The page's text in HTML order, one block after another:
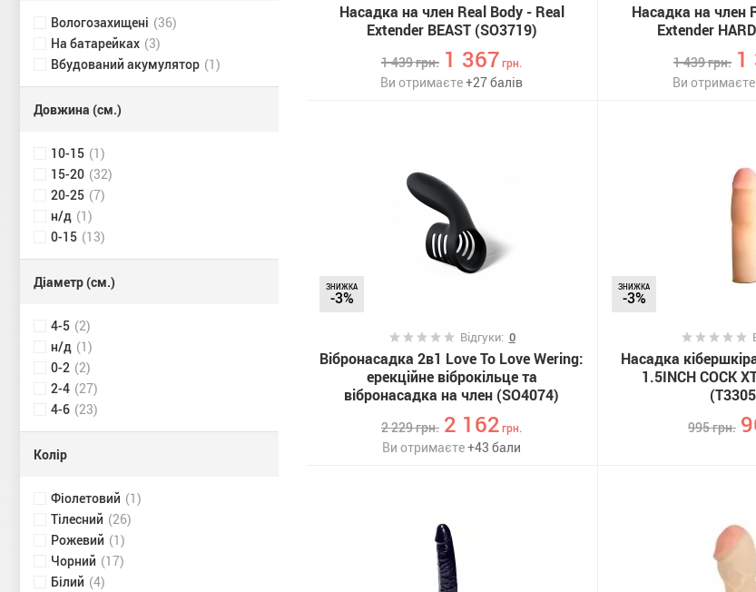
Вологозахищені (36)
На батарейках (3)
Вбудований акумулятор (1)
Довжина (см.)
10-15 (1)
15-20 (32)
20-25 (7)
н/д (1)
0-15 (13)
Діаметр (см.)
4-5 (2)
н/д (1)
0-2 (2)
2-4 (27)
4-6 (23)
Колір
Фіолетовий (1)
Тілесний (26)
Рожевий (1)
Чорний (17)
Білий (4)
Насадка на член Real Body - Real
Extender BEAST (SO3719)
1 439грн. 1 367 грн.
Ви отримаєте+27балів
Насадка на член
Extender
1 439грн. 1
Ви отримаєте
ЗНИЖКА
-3%
Відгуки: 0
Вібронасадка 2в1 Love To Love Wering:
ерекційне віброкільце та
вібронасадка на член (SO4074)
2 229грн. 2 162 грн.
Ви отримаєте+43 бали
ЗНИЖКА
-3%
Насадка
1.5INCH COCK
995грн.